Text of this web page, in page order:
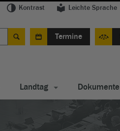
Kontrast Leichte Sprache
Termine
Landtag Dokumente